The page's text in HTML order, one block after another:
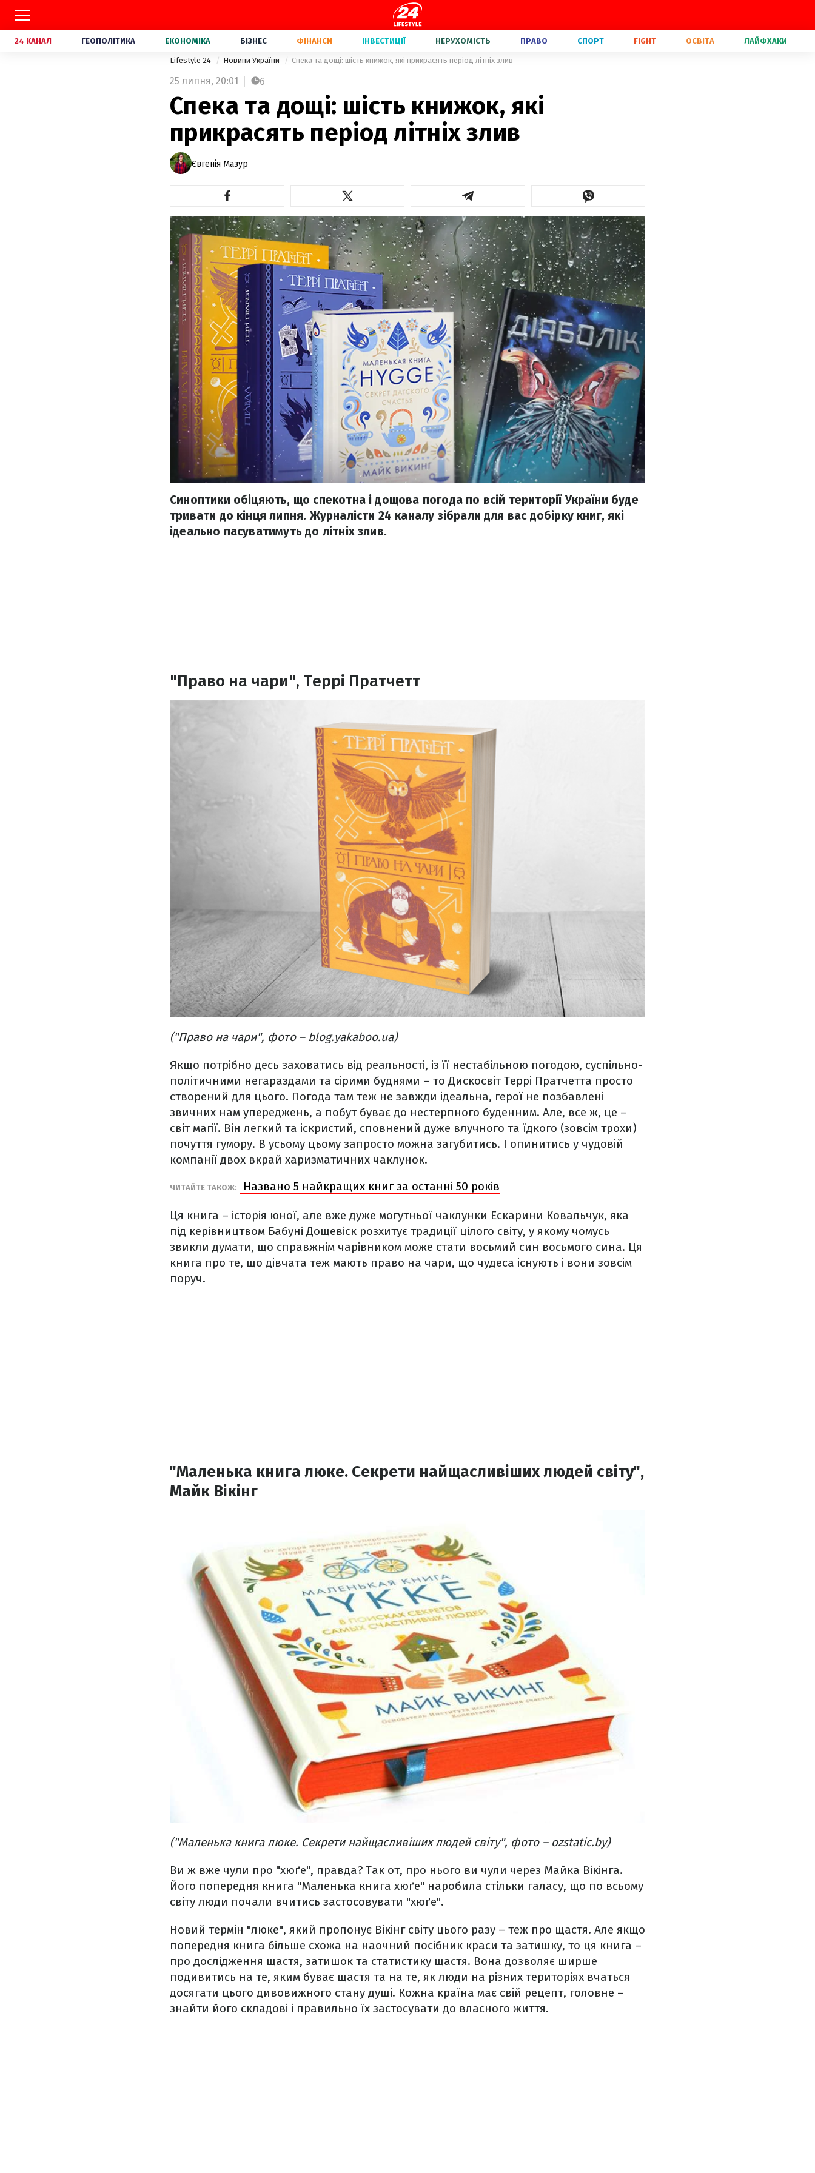
24 КАНАЛ ГЕОПОЛІТИКА ЕКОНОМІКА БІЗНЕС ФІНАНСИ ІНВЕСТИЦІЇ НЕРУХОМІСТЬ ПРАВО СПОРТ FIGHT ОСВІТА ЛАЙФХАКИ
Lifestyle 24 Новини України Спека та дощі: шість книжок, які прикрасять період літніх злив
25 липня, 20:01 6
Спека та дощі: шість книжок, які
прикрасять період літніх злив
Євгенія Мазур
Синоптики обіцяють, що спекотна і дощова погода по всій території України буде
тривати до кінця липня. Журналісти 24 каналу зібрали для вас добірку книг, які
ідеально пасуватимуть до літніх злив.
"Право на чари", Террі Пратчетт
("Право на чари", фото – blog.yakaboo.ua)
Якщо потрібно десь заховатись від реальності, із її нестабільною погодою, суспільно-
політичними негараздами та сірими буднями – то Дискосвіт Террі Пратчетта просто
створений для цього. Погода там теж не завжди ідеальна, герої не позбавлені
звичних нам упереджень, а побут буває до нестерпного буденним. Але, все ж, це –
світ магії. Він легкий та іскристий, сповнений дуже влучного та їдкого (зовсім трохи)
почуття гумору. В усьому цьому запросто можна загубитись. І опинитись у чудовій
компанії двох вкрай харизматичних чаклунок.
ЧИТАЙТЕ ТАКОЖ: Названо 5 найкращих книг за останні 50 років
Ця книга – історія юної, але вже дуже могутньої чаклунки Ескарини Ковальчук, яка
під керівництвом Бабуні Дощевіск розхитує традиції цілого світу, у якому чомусь
звикли думати, що справжнім чарівником може стати восьмий син восьмого сина. Ця
книга про те, що дівчата теж мають право на чари, що чудеса існують і вони зовсім
поруч.
"Маленька книга люке. Секрети найщасливіших людей світу",
Майк Вікінг
("Маленька книга люке. Секрети найщасливіших людей світу", фото – ozstatic.by)
Ви ж вже чули про "хюґе", правда? Так от, про нього ви чули через Майка Вікінга.
Його попередня книга "Маленька книга хюґе" наробила стільки галасу, що по всьому
світу люди почали вчитись застосовувати "хюґе".
Новий термін "люке", який пропонує Вікінг світу цього разу – теж про щастя. Але якщо
попередня книга більше схожа на наочний посібник краси та затишку, то ця книга –
про дослідження щастя, затишок та статистику щастя. Вона дозволяє ширше
подивитись на те, яким буває щастя та на те, як люди на різних територіях вчаться
досягати цього дивовижного стану душі. Кожна країна має свій рецепт, головне –
знайти його складові і правильно їх застосувати до власного життя.